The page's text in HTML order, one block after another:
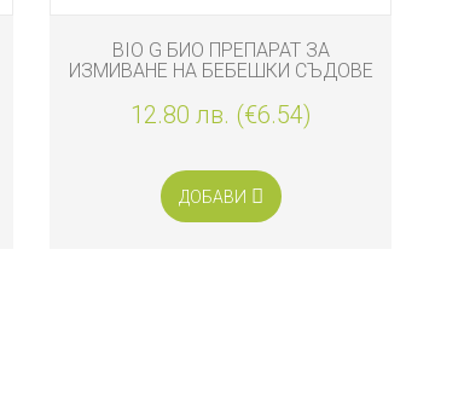
BIO G БИО ПРЕПАРАТ ЗА
ИЗМИВАНЕ НА БЕБЕШКИ СЪДОВЕ
12.80 лв. (€6.54)
ДОБАВИ